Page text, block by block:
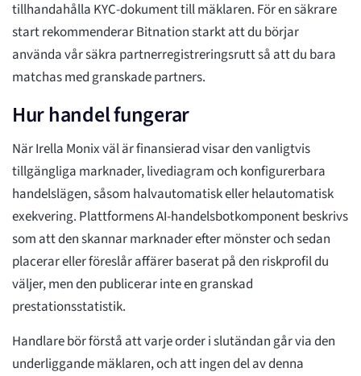
tillhandahålla KYC-dokument till mäklaren. För en säkrare
start rekommenderar Bitnation starkt att du börjar
använda vår säkra partnerregistreringsrutt så att du bara
matchas med granskade partners.
Hur handel fungerar
När Irella Monix väl är finansierad visar den vanligtvis
tillgängliga marknader, livediagram och konfigurerbara
handelslägen, såsom halvautomatisk eller helautomatisk
exekvering. Plattformens AI-handelsbotkomponent beskrivs
som att den skannar marknader efter mönster och sedan
placerar eller föreslår affärer baserat på den riskprofil du
väljer, men den publicerar inte en granskad
prestationsstatistik.
Handlare bör förstå att varje order i slutändan går via den
underliggande mäklaren, och att ingen del av denna